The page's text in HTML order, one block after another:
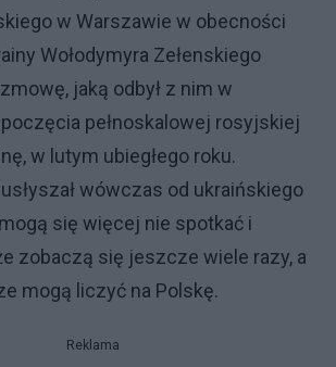
w Warszawie w obecności
Wołodymyra Zełenskiego
jaką odbył z nim w
pełnoskalowej rosyjskiej
w lutym ubiegłego roku.
wówczas od ukraińskiego
się więcej nie spotkać i
zobaczą się jeszcze wiele razy, a
mogą liczyć na Polskę.
Reklama